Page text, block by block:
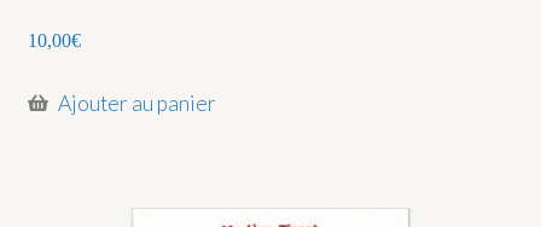
10,00€
Ajouter au panier